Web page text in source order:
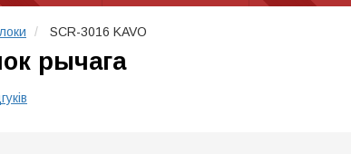
SCR-3016 KAVO
рычага